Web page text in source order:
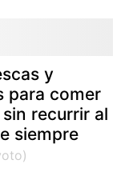
y
para comer
recurrir al
siempre